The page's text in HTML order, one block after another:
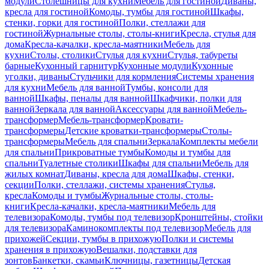
кресла для гостинойКомоды, тумбы для гостинойШкафы,
стенки, горки для гостинойПолки, стеллажи для
гостинойЖурнальные столы, столы-книгиКресла, стулья для
домаКресла-качалки, кресла-маятникиМебель для
кухниСтолы, столикиСтулья для кухниСтулья, табуреты
барныеКухонный гарнитурКухонные модулиКухонные
уголки, диваныСтульчики для кормленияСистемы хранения
для кухниМебель для ваннойТумбы, консоли для
ваннойШкафы, пеналы для ваннойШкафчики, полки для
ваннойЗеркала для ваннойАксессуары для ваннойМебель-
трансформерМебель-трансформерКровати-
трансформерыДетские кроватки-трансформерыСтолы-
трансформерыМебель для спальниЗеркалаКомплекты мебели
для спальниПрикроватные тумбыКомоды и тумбы для
спальниТуалетные столикиШкафы для спальниМебель для
жилых комнатДиваны, кресла для домаШкафы, стенки,
секцииПолки, стеллажи, системы храненияСтулья,
креслаКомоды и тумбыЖурнальные столы, столы-
книгиКресла-качалки, кресла-маятникиМебель для
телевизораКомоды, тумбы под телевизорКронштейны, стойки
для телевизораКаминокомплекты под телевизорМебель для
прихожейСекции, тумбы в прихожуюПолки и системы
хранения в прихожуюВешалки, подставки для
зонтовБанкетки, скамьиКлючницы, газетницыДетская